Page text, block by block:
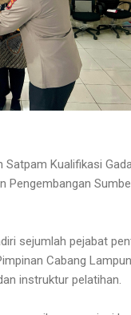
Kualifikasi
sejumlah pejabat
Cabang
instruktur pelatihan.